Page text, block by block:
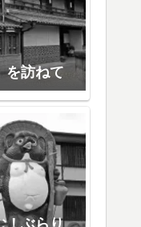
を訪ねて